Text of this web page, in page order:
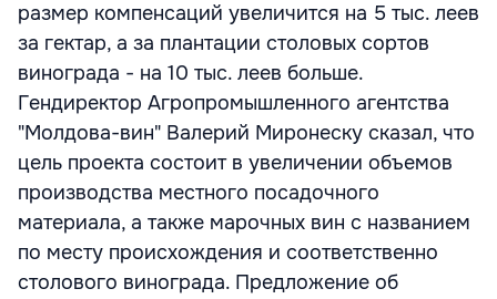
размер компенсаций увеличится на 5 тыс. леев
за гектар, а за плантации столовых сортов
винограда - на 10 тыс. леев больше.
Гендиректор Агропромышленного агентства
"Молдова-вин" Валерий Миронеску сказал, что
цель проекта состоит в увеличении объемов
производства местного посадочного
материала, а также марочных вин с названием
по месту происхождения и соответственно
столового винограда. Предложение об